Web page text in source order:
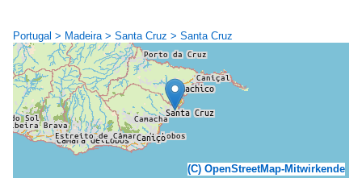
Portugal > Madeira > Santa Cruz > Santa Cruz
(C) OpenStreetMap-Mitwirkende